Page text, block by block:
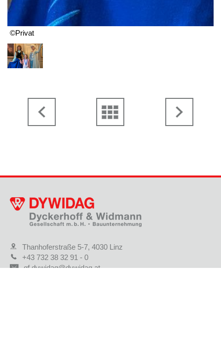
©Privat
Thanhoferstraße 5-7, 4030 Linz
+43 732 38 32 91 - 0
gf.dywidag@dywidag.at